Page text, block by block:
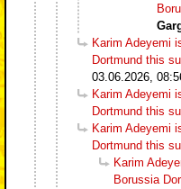
Karim Adeyemi
Dortmund this
03.06.2026,
Karim Adeyemi
Dortmund this
Karim Adeyemi
Dortmund this
Karim
Borussia